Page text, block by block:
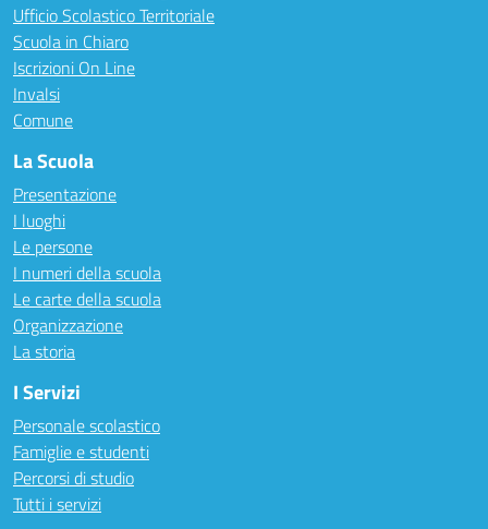
Ufficio Scolastico Territoriale
Scuola in Chiaro
Iscrizioni On Line
Invalsi
Comune
La Scuola
Presentazione
I luoghi
Le persone
I numeri della scuola
Le carte della scuola
Organizzazione
La storia
I Servizi
Personale scolastico
Famiglie e studenti
Percorsi di studio
Tutti i servizi